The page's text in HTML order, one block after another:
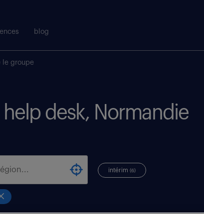
blog
le groupe
desk, Normandie
intérim(6)